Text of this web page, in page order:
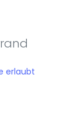
erlaubt